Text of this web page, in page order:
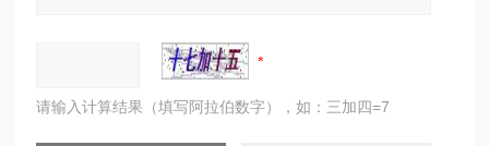
请输入计算结果（填写阿拉伯数字），如：三加四=7